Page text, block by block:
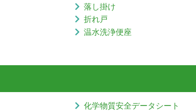
落し掛け
折れ戸
温水洗浄便座
化学物質安全データシート